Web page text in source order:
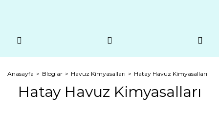
Anasayfa Bloglar Havuz Kimyasalları Hatay Havuz Kimyasalları
Hatay Havuz Kimyasalları